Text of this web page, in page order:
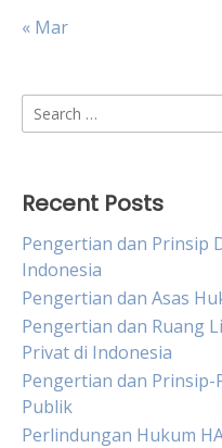
« Mar
Search
for:
Recent Posts
Pengertian dan Prinsip
Indonesia
Pengertian dan Asas
Pengertian dan Ruang
Privat di Indonesia
Pengertian dan
Publik
Perlindungan Hukum